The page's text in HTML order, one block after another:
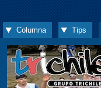
Columna Tips